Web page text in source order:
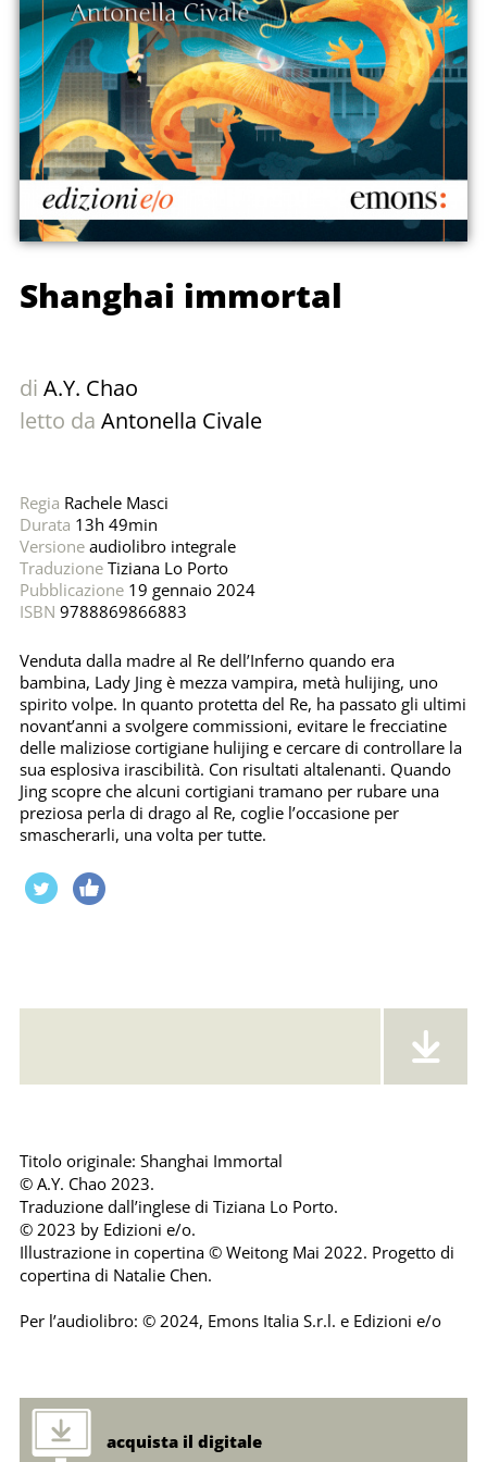
Shanghai immortal
di A.Y. Chao
letto da Antonella Civale
Regia Rachele Masci
Durata 13h 49min
Versioneaudiolibro integrale
TraduzioneTiziana Lo Porto
Pubblicazione19 gennaio 2024
ISBN 9788869866883
Venduta dalla madre al Re dell’Inferno quando era
bambina, Lady Jing è mezza vampira, metà hulijing, uno
spirito volpe. In quanto protetta del Re, ha passato gli ultimi
novant’anni a svolgere commissioni, evitare le frecciatine
delle maliziose cortigiane hulijing e cercare di controllare la
sua esplosiva irascibilità. Con risultati altalenanti. Quando
Jing scopre che alcuni cortigiani tramano per rubare una
preziosa perla di drago al Re, coglie l’occasione per
smascherarli, una volta per tutte.
Titolo originale: Shanghai Immortal
© A.Y. Chao 2023.
Traduzione dall’inglese di Tiziana Lo Porto.
© 2023 by Edizioni e/o.
Illustrazione in copertina © Weitong Mai 2022. Progetto di
copertina di Natalie Chen.
Per l’audiolibro: © 2024, Emons Italia S.r.l. e Edizioni e/o
acquista il digitale